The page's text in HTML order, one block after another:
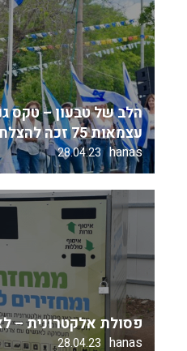
הלב של טבעון – טקס
עצמאות 75 זכה להצלחה רבה גם השנה
hanas
28.04.23
פסולת אלקטרונית –
hanas
28.04.23